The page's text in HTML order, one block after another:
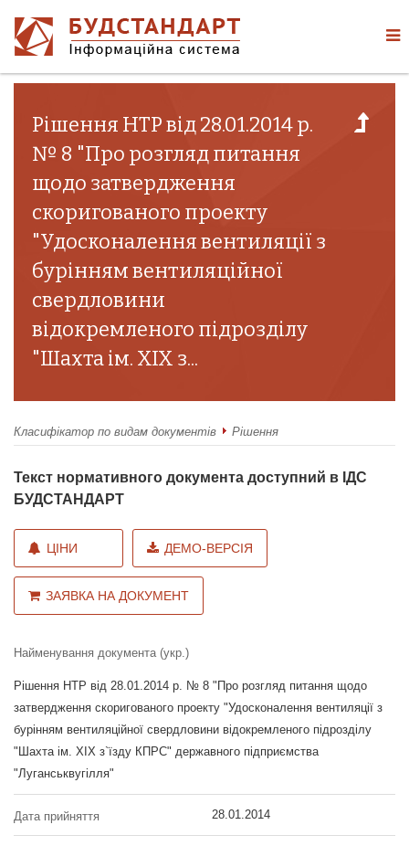
Рішення НТР від 28.01.2014 р.
№ 8 "Про розгляд питання
щодо затвердження
скоригованого проекту
"Удосконалення вентиляції з
бурінням вентиляційної
свердловини
відокремленого підрозділу
"Шахта ім. XIX з...
Класифікатор по видам документів Рішення
Текст нормативного документа доступний в ІДС
БУДСТАНДАРТ
ЦІНИ ДЕМО-ВЕРСІЯ
ЗАЯВКА НА ДОКУМЕНТ
Найменування документа (укр.)
Рішення НТР від 28.01.2014 р. № 8 "Про розгляд питання щодо
затвердження скоригованого проекту "Удосконалення вентиляції з
бурінням вентиляційної свердловини відокремленого підрозділу
"Шахта ім. XIX з`їзду КПРС" державного підприємства
"Луганськвугілля"
Дата прийняття 28.01.2014